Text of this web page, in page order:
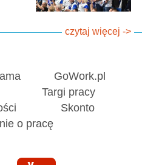
czytaj więcej ->
GoWork.pl
Targi pracy
Skonto
o pracę